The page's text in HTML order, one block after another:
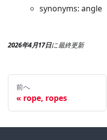
synonyms: angle
2026年4月17日に最終更新
前へ
rope, ropes